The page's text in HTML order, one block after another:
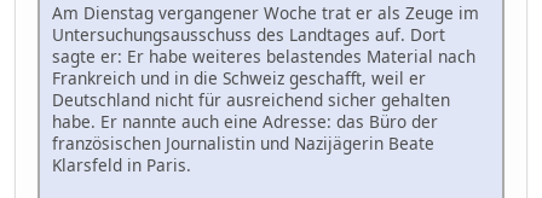
Am Dienstag vergangener Woche trat er als Zeuge im
Untersuchungsausschuss des Landtages auf. Dort
sagte er: Er habe weiteres belastendes Material nach
Frankreich und in die Schweiz geschafft, weil er
Deutschland nicht für ausreichend sicher gehalten
habe. Er nannte auch eine Adresse: das Büro der
französischen Journalistin und Nazijägerin Beate
Klarsfeld in Paris.